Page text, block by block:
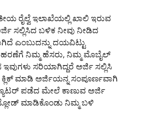
ರೈಲ್ವೆ ಇಲಾಖೆಯಲ್ಲಿ ಖಾಲಿ ಇರುವ
ಸಲ್ಲಿಸಿದ ಬಳಿಕ ನೀವು ನೀಡಿದ
ಎಂಬುದನ್ನು ದಯವಿಟ್ಟು
ನಿಮ್ಮ ಹೆಸರು, ನಿಮ್ಮ ಮೊಬೈಲ್
ಇವುಗಳು ಸರಿಯಾಗಿದ್ದರೆ ಅರ್ಜಿ ಸಲ್ಲಿಸಿ
ಮಾಡಿ ಅರ್ಜಿಯನ್ನ ಸಂಪೂರ್ಣವಾಗಿ
ಪಡೆದ ಮೇಲೆ ಕಾಣುವ ಅರ್ಜಿ
ಮಾಡಿಕೊಂಡು ನಿಮ್ಮ ಬಳಿ